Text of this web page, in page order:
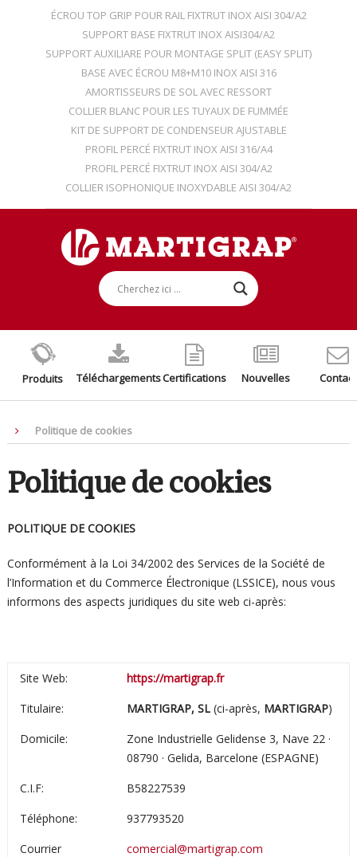
ÉCROU TOP GRIP POUR RAIL FIXTRUT INOX AISI 304/A2
SUPPORT BASE FIXTRUT INOX AISI304/A2
SUPPORT AUXILIARE POUR MONTAGE SPLIT (EASY SPLIT)
BASE AVEC ÉCROU M8+M10 INOX AISI 316
AMORTISSEURS DE SOL AVEC RESSORT
COLLIER BLANC POUR LES TUYAUX DE FUMMÉE
KIT DE SUPPORT DE CONDENSEUR AJUSTABLE
PROFIL PERCÉ FIXTRUT INOX AISI 316/A4
PROFIL PERCÉ FIXTRUT INOX AISI 304/A2
COLLIER ISOPHONIQUE INOXYDABLE AISI 304/A2
Produits TéléchargementsCertifications Nouvelles Contact
Politique de cookies
Politique de cookies
POLITIQUE DE COOKIES
Conformément à la Loi 34/2002 des Services de la Société de
l’Information et du Commerce Électronique (LSSICE), nous vous
informons des aspects juridiques du site web ci-après:
Site Web:
https://martigrap.fr
Titulaire:
MARTIGRAP, SL(ci-après, MARTIGRAP)
Domicile:
Zone Industrielle Gelidense 3, Nave 22 ·
08790 · Gelida, Barcelone (ESPAGNE)
C.I.F:
B58227539
Téléphone:
937793520
Courrier
comercial@martigrap.com